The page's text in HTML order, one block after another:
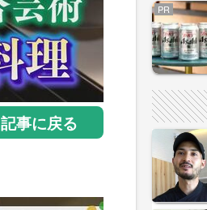
記事に戻る
PR